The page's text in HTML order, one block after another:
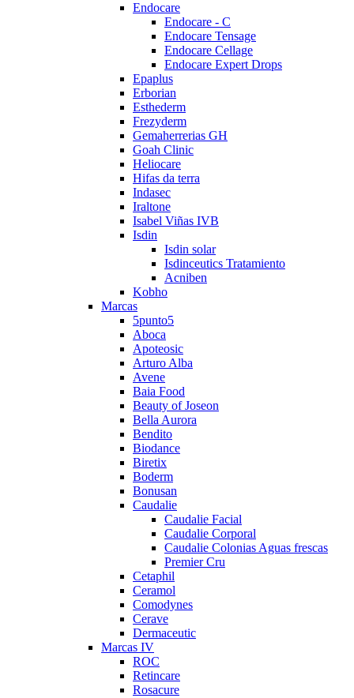
Endocare
Endocare - C
Endocare Tensage
Endocare Cellage
Endocare Expert Drops
Epaplus
Erborian
Esthederm
Frezyderm
Gemaherrerias GH
Goah Clinic
Heliocare
Hifas da terra
Indasec
Iraltone
Isabel Viñas IVB
Isdin
Isdin solar
Isdinceutics Tratamiento
Acniben
Kobho
Marcas
5punto5
Aboca
Apoteosic
Arturo Alba
Avene
Baia Food
Beauty of Joseon
Bella Aurora
Bendito
Biodance
Biretix
Boderm
Bonusan
Caudalie
Caudalie Facial
Caudalie Corporal
Caudalie Colonias Aguas frescas
Premier Cru
Cetaphil
Ceramol
Comodynes
Cerave
Dermaceutic
Marcas IV
ROC
Retincare
Rosacure